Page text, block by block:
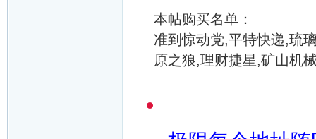
本帖购买名单：
准到惊动党,平特快递,琉
原之狼,理财捷星,矿山机